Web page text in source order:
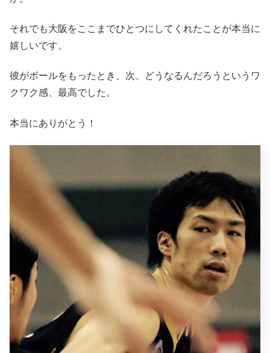
それでも大阪をここまでひとつにしてくれたことが本当に
嬉しいです。
彼がボールをもったとき、次、どうなるんだろうというワ
クワク感、最高でした。
本当にありがとう！